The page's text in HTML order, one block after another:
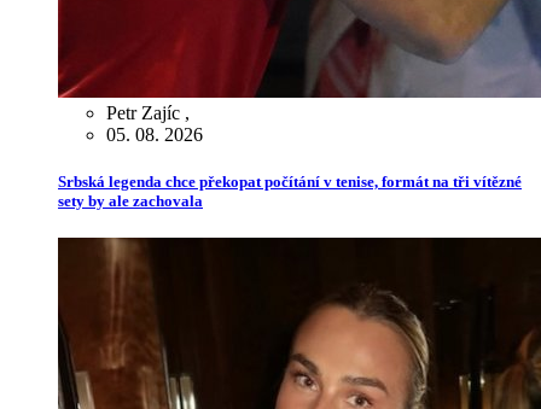
Petr Zajíc ,
05. 08. 2026
Srbská legenda chce překopat počítání v tenise, formát na tři vítězné
sety by ale zachovala